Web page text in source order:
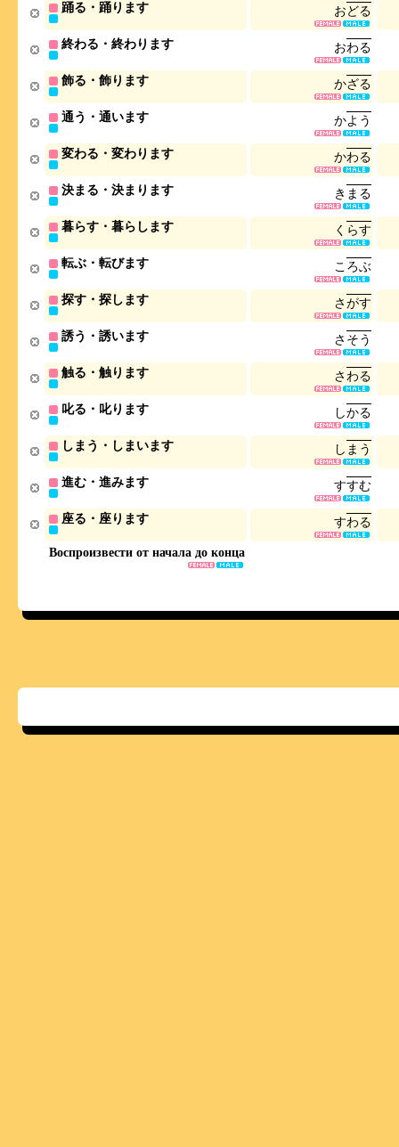
Воспроизвести от начала до конца
踊る・踊ります おどる
終わる・終わります おわる
飾る・飾ります かざる
通う・通います かよ う
変わる・変わります かわる
決まる・決まります き ま る
暮らす・暮らします く らす
転ぶ・転びます こ ろぶ
探す・探します さがす
誘う・誘います さ そう
触る・触ります さ わる
叱る・叱ります しかる
しまう・しまいます し ま う
進む・進みます すすむ
座る・座ります すわる